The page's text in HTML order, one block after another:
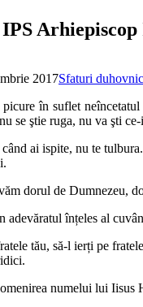
2017Sfaturi
în suflet
se ştie ruga, nu va şti
ai ispite, nu te
dorul de Dumnezeu,
adevăratul înțeles al
tău, să‑l ierți pe
numelui lui